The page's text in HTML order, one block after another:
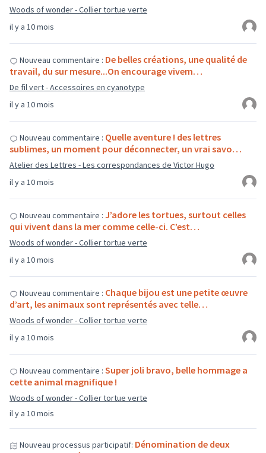
il y a 10 mois
Woods of wonder - Collier tortue verte
il y a 10 mois
Nouveau commentaire : De belles créations, une qualité de
travail, du sur mesure...On encourage vivem…
De fil vert - Accessoires en cyanotype
il y a 10 mois
Nouveau commentaire : Quelle aventure ! des lettres
sublimes, un moment pour déconnecter, un vrai savo…
Atelier des Lettres - Les correspondances de Victor Hugo
il y a 10 mois
Nouveau commentaire : J’adore les tortues, surtout celles
qui vivent dans la mer comme celle-ci. C’est…
Woods of wonder - Collier tortue verte
il y a 10 mois
Nouveau commentaire : Chaque bijou est une petite œuvre
d’art, les animaux sont représentés avec telle…
Woods of wonder - Collier tortue verte
il y a 10 mois
Nouveau commentaire : Super joli bravo, belle hommage a
cette animal magnifique !
Woods of wonder - Collier tortue verte
Nouveau processus participatif: Dénomination de deux